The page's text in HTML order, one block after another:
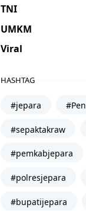
TNI
UMKM
Viral
HASHTAG
#jepara
#sepaktakraw
#pemkabjepara
#polresjepara
#bupatijepara